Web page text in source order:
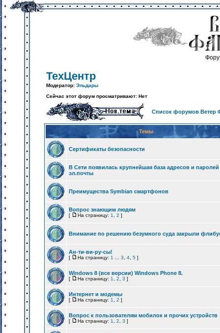
ТехЦентр
Модератор: Эльдары
Сейчас этот форум просматривают: Нет
Список форумов Ветер
Темы
Сертификаты безопасности
В Сети появилась крупнейшая база адресов и паролей
эл.почты
Преимущества Symbian смартфонов
Вопрос знающим людям
[ На страницу: 1 2 ]
Внимание по решению безумного суда закрыли
Ан-ти-ви-ру-сы!
[ На страницу: 1 3 4 5 ]
Windows 8 (все версии) Windows Phone 8.
[ На страницу: 1 2 3 ]
Интернет и модемы
[ На страницу: 1 2 ]
Вопрос к пользователям мобилок и прочих устройств
[ На страницу: 1 2 3 ]